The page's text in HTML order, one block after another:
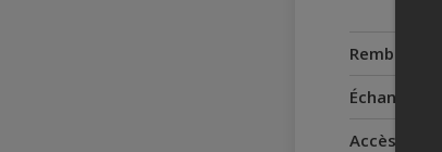
Échanges
Accès